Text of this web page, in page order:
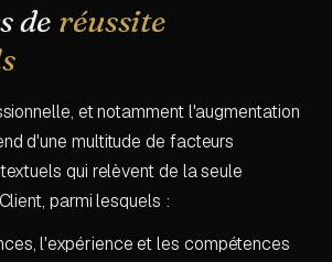
de réussite
et notamment l'augmentation
d'une multitude de facteurs
qui relèvent de la seule
parmi lesquels :
l'expérience et les compétences